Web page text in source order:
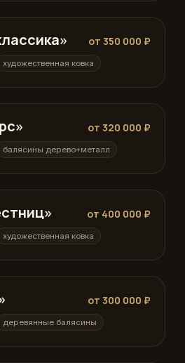
от 350 000 ₽
художественная ковка
от 320 000 ₽
балясины дерево+металл
от 400 000 ₽
художественная ковка
от 300 000 ₽
деревянные балясины